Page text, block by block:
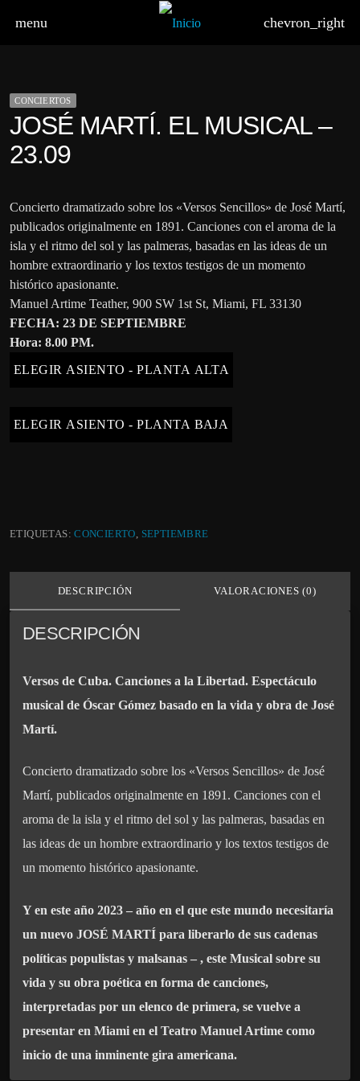
menu chevron_right
CONCIERTOS
JOSÉ MARTÍ. EL MUSICAL –
23.09
Concierto dramatizado sobre los «Versos Sencillos» de José Martí,
publicados originalmente en 1891. Canciones con el aroma de la
isla y el ritmo del sol y las palmeras, basadas en las ideas de un
hombre extraordinario y los textos testigos de un momento
histórico apasionante.
Manuel Artime Teather, 900 SW 1st St, Miami, FL 33130
FECHA: 23 DE SEPTIEMBRE
Hora: 8.00 PM.
ELEGIR ASIENTO - PLANTA ALTA
ELEGIR ASIENTO - PLANTA BAJA
ETIQUETAS:CONCIERTO, SEPTIEMBRE
DESCRIPCIÓN VALORACIONES (0)
DESCRIPCIÓN
Versos de Cuba. Canciones a la Libertad. Espectáculo
musical de Óscar Gómez basado en la vida y obra de José
Martí.
Concierto dramatizado sobre los «Versos Sencillos» de José
Martí, publicados originalmente en 1891. Canciones con el
aroma de la isla y el ritmo del sol y las palmeras, basadas en
las ideas de un hombre extraordinario y los textos testigos de
un momento histórico apasionante.
Y en este año 2023 – año en el que este mundo necesitaría
un nuevo JOSÉ MARTÍ para liberarlo de sus cadenas
políticas populistas y malsanas – , este Musical sobre su
vida y su obra poética en forma de canciones,
interpretadas por un elenco de primera, se vuelve a
presentar en Miami en el Teatro Manuel Artime como
inicio de una inminente gira americana.